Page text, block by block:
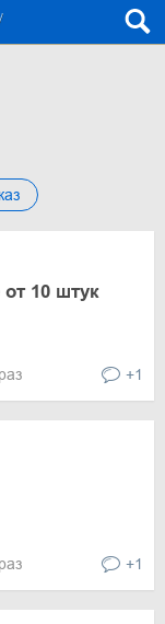
от 10 штук
+1
+1